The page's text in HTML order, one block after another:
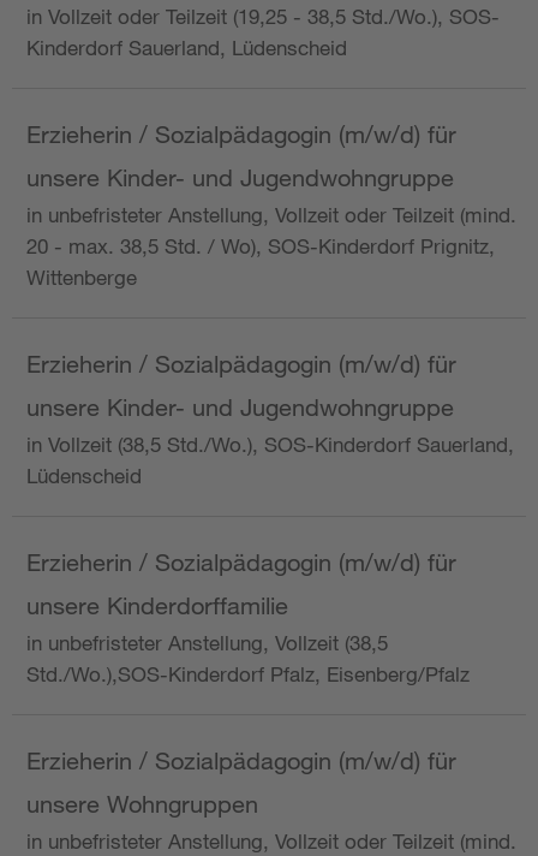
in Vollzeit oder Teilzeit (19,25 - 38,5 Std./Wo.), SOS-
Kinderdorf Sauerland, Lüdenscheid
Erzieherin / Sozialpädagogin (m/w/d) für
unsere Kinder- und Jugendwohngruppe
in unbefristeter Anstellung, Vollzeit oder Teilzeit (mind.
20 - max. 38,5 Std. / Wo), SOS-Kinderdorf Prignitz,
Wittenberge
Erzieherin / Sozialpädagogin (m/w/d) für
unsere Kinder- und Jugendwohngruppe
in Vollzeit (38,5 Std./Wo.), SOS-Kinderdorf Sauerland,
Lüdenscheid
Erzieherin / Sozialpädagogin (m/w/d) für
unsere Kinderdorffamilie
in unbefristeter Anstellung, Vollzeit (38,5
Std./Wo.),SOS-Kinderdorf Pfalz, Eisenberg/Pfalz
Erzieherin / Sozialpädagogin (m/w/d) für
unsere Wohngruppen
in unbefristeter Anstellung, Vollzeit oder Teilzeit (mind.